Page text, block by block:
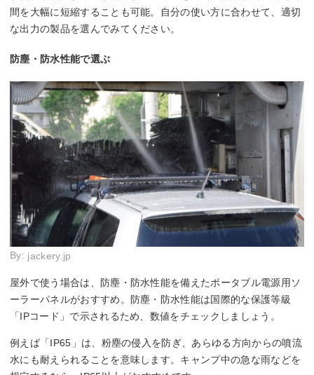
間を大幅に短縮することも可能。自分の使い方に合わせて、適切
な出力の製品を選んでみてください。
防塵・防水性能で選ぶ
By: jackery.jp
屋外で使う場合は、防塵・防水性能を備えたポータブル電源用ソ
ーラーパネルがおすすめ。防塵・防水性能は国際的な保護等級
「IPコード」で示されるため、数値をチェックしましょう。
例えば「IP65」は、粉塵の侵入を防ぎ、あらゆる方向からの噴流
水にも耐えられることを意味します。キャンプ中の急な雨などを